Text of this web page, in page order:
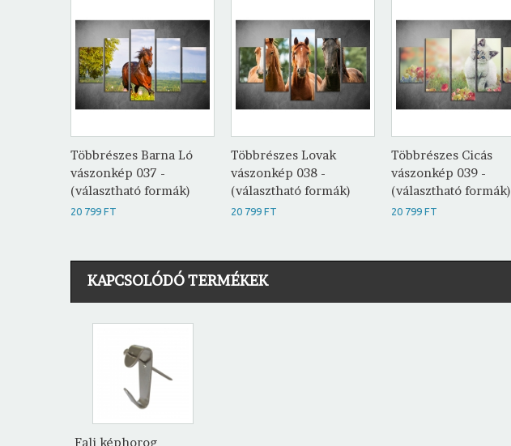
Többrészes Barna Ló
vászonkép 037 -
(választható formák)
20 799 FT
Többrészes Lovak
vászonkép 038 -
(választható formák)
20 799 FT
Többrészes Cicás
vászonkép 039 -
(választható formák)
20 799 FT
KAPCSOLÓDÓ TERMÉKEK
Fali képhorog